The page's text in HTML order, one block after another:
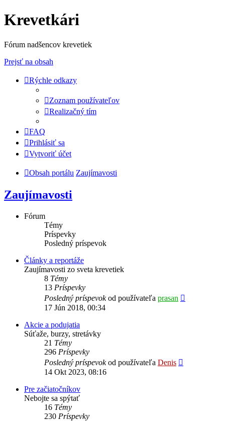
Krevetkári
Fórum nadšencov krevetiek
Prejsť na obsah
Rýchle odkazy
Zoznam používateľov
Realizačný tím
FAQ
Prihlásiť sa
Vytvoriť účet
Obsah portálu Zaujímavosti
Zaujímavosti
Fórum
Témy
Príspevky
Posledný príspevok
Články a reportáže
Zaujímavosti zo sveta krevetiek
8 Témy
13 Príspevky
Posledný príspevokod používateľa prasan
17 Jún 2018, 00:34
Akcie a podujatia
Súťaže, burzy, stretávky
21 Témy
296 Príspevky
Posledný príspevokod používateľa Denis
14 Okt 2023, 08:16
Pre začiatočníkov
Nebojte sa spýtať
16 Témy
230 Príspevky